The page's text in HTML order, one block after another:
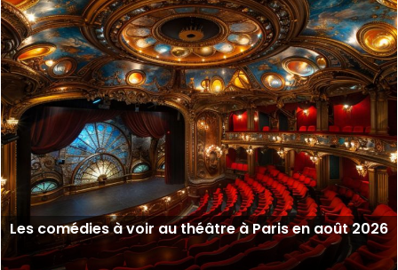
Les comédies à voir au théâtre à Paris en août 2026